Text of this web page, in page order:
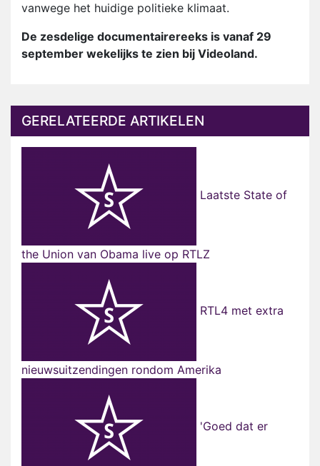
vanwege het huidige politieke klimaat.
De zesdelige documentairereeks is vanaf 29
september wekelijks te zien bij Videoland.
GERELATEERDE ARTIKELEN
Laatste State of
the Union van Obama live op RTLZ
RTL4 met extra
nieuwsuitzendingen rondom Amerika
'Goed dat er